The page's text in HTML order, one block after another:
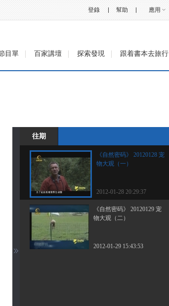
幫助 應用
登錄
目單 百家講壇 探索發現 跟着書本去旅行
往期
《自然密码》 20120128 宠
物大观（一）
2012-01-28 20:29:37
《自然密码》 20120129 宠
物大观（二）
2012-01-29 15:43:53